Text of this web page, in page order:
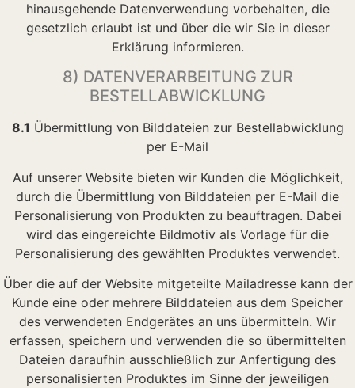
hinausgehende Datenverwendung vorbehalten, die
gesetzlich erlaubt ist und über die wir Sie in dieser
Erklärung informieren.
8) DATENVERARBEITUNG ZUR
BESTELLABWICKLUNG
8.1 Übermittlung von Bilddateien zur Bestellabwicklung
per E-Mail
Auf unserer Website bieten wir Kunden die Möglichkeit,
durch die Übermittlung von Bilddateien per E-Mail die
Personalisierung von Produkten zu beauftragen. Dabei
wird das eingereichte Bildmotiv als Vorlage für die
Personalisierung des gewählten Produktes verwendet.
Über die auf der Website mitgeteilte Mailadresse kann der
Kunde eine oder mehrere Bilddateien aus dem Speicher
des verwendeten Endgerätes an uns übermitteln. Wir
erfassen, speichern und verwenden die so übermittelten
Dateien daraufhin ausschließlich zur Anfertigung des
personalisierten Produktes im Sinne der jeweiligen